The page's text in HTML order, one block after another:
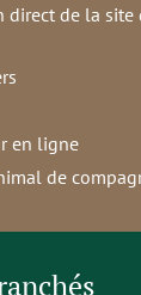
direct de la
en ligne
de